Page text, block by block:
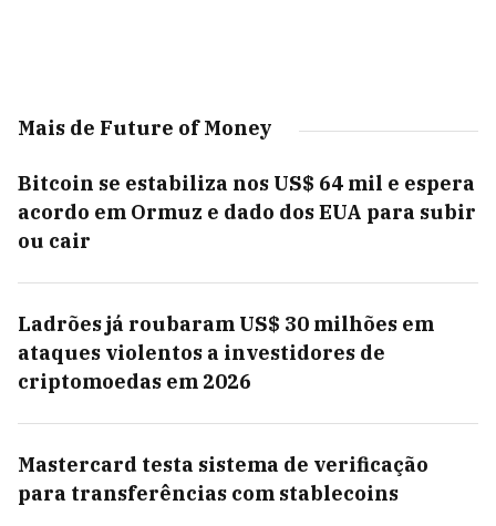
Mais de Future of Money
Bitcoin se estabiliza nos US$ 64 mil e espera
acordo em Ormuz e dado dos EUA para subir
ou cair
Ladrões já roubaram US$ 30 milhões em
ataques violentos a investidores de
criptomoedas em 2026
Mastercard testa sistema de verificação
para transferências com stablecoins